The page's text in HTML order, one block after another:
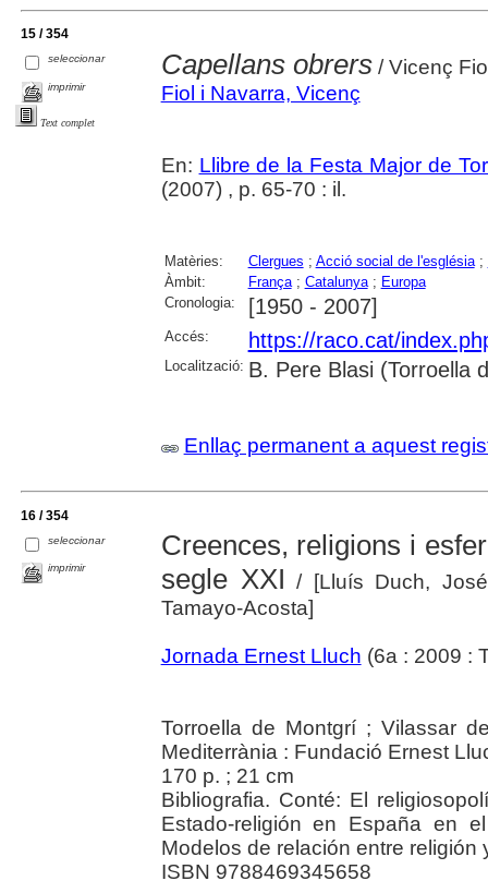
15 / 354
seleccionar
imprimir
Text complet
Capellans obrers/ Vicenç
Fiol i Navarra, Vicenç
En: Llibre de la Festa Major de
(2007) , p. 65-70 : il.
Matèries: Clergues ; Acció social de l'església;
Àmbit:
França; Catalunya; Europa
Cronologia:
[1950 - 2007]
Accés: https://raco.cat/
Localització: B. Pere Blasi (Torroella
Enllaç permanent a aquest
16 / 354
seleccionar
imprimir
Creences, religions i
segle XXI / [Lluís Duch,
Tamayo-Acosta]
Jornada Ernest Lluch (6a : 2009 :
Torroella de Montgrí ; Vilassar
Mediterrània : Fundació Ernest
170 p. ; 21 cm
Bibliografia. Conté: El
Estado-religión en España en
Modelos de relación entre religión
ISBN 9788469345658